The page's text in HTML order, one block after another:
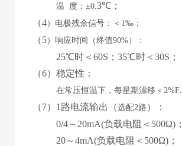
温 度： ±0.3℃；
（4）电极残余信号：＜ 1‰；
（5）响应时间（终值90%）：
25℃时＜60S；35℃时＜30S；
（6）稳定性：
在常压恒温下，每星期漂移＜ 2%F.
（7） 1路电流输出 （选配2路 ）
：
0/4～ 20mA(负载电阻＜ 500Ω)；
20～4mA(负载电阻＜ 500Ω)；